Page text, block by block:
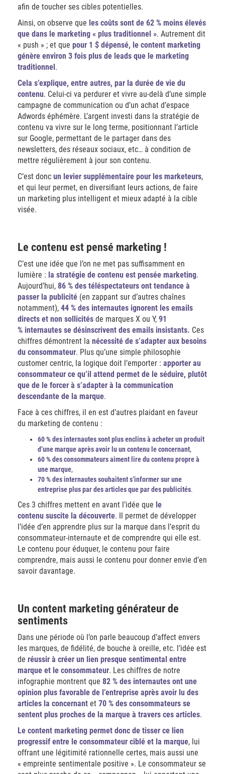
afin de toucher ses cibles potentielles.
Ainsi, on observe que les coûts sont de 62 % moins élevés
que dans le marketing « plus traditionnel ». Autrement dit
« push » ; et que pour 1 $ dépensé, le content marketing
génère environ 3 fois plus de leads que le marketing
traditionnel.
Cela s’explique, entre autres, par la durée de vie du
contenu. Celui-ci va perdurer et vivre au-delà d’une simple
campagne de communication ou d’un achat d’espace
Adwords éphémère. L’argent investi dans la stratégie de
contenu va vivre sur le long terme, positionnant l’article
sur Google, permettant de le partager dans des
newsletters, des réseaux sociaux, etc… à condition de
mettre régulièrement à jour son contenu.
C’est donc un levier supplémentaire pour les marketeurs,
et qui leur permet, en diversifiant leurs actions, de faire
un marketing plus intelligent et mieux adapté à la cible
visée.
Le contenu est pensé marketing !
C’est une idée que l’on ne met pas suffisamment en
lumière : la stratégie de contenu est pensée marketing.
Aujourd’hui, 86 % des téléspectateurs ont tendance à
passer la publicité (en zappant sur d’autres chaînes
notamment), 44 % des internautes ignorent les emails
directs et non sollicités de marques X ou Y, 91
% internautes se désinscrivent des emails insistants. Ces
chiffres démontrent la nécessité de s’adapter aux besoins
du consommateur. Plus qu’une simple philosophie
customer centric, la logique doit l’emporter : apporter au
consommateur ce qu’il attend permet de le séduire, plutôt
que de le forcer à s’adapter à la communication
descendante de la marque.
Face à ces chiffres, il en est d’autres plaidant en faveur
du marketing de contenu :
60 % des internautes sont plus enclins à acheter un produit
d’une marque après avoir lu un contenu le concernant,
60 % des consommateurs aiment lire du contenu propre à
une marque,
70 % des internautes souhaitent s’informer sur une
entreprise plus par des articles que par des publicités.
Ces 3 chiffres mettent en avant l’idée que le
contenu suscite la découverte. Il permet de développer
l’idée d’en apprendre plus sur la marque dans l’esprit du
consommateur-internaute et de comprendre qui elle est.
Le contenu pour éduquer, le contenu pour faire
comprendre, mais aussi le contenu pour donner envie d’en
savoir davantage.
Un content marketing générateur de
sentiments
Dans une période où l’on parle beaucoup d’affect envers
les marques, de fidélité, de bouche à oreille, etc. l’idée est
de réussir à créer un lien presque sentimental entre
marque et le consommateur. Les chiffres de notre
infographie montrent que 82 % des internautes ont une
opinion plus favorable de l’entreprise après avoir lu des
articles la concernant et 70 % des consommateurs se
sentent plus proches de la marque à travers ces articles.
Le content marketing permet donc de tisser ce lien
progressif entre le consommateur ciblé et la marque, lui
offrant une légitimité rationnelle certes, mais aussi une
« empreinte sentimentale positive ». Le consommateur se